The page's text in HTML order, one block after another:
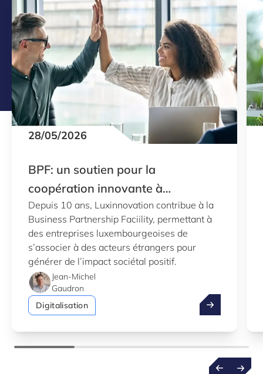
28/05/2026
BPF: un soutien pour la
coopération innovante à
l’internationale
Depuis 10 ans, Luxinnovation contribue à la
Business Partnership Faciility, permettant à
des entreprises luxembourgeoises de
s’associer à des acteurs étrangers pour
générer de l’impact sociétal positif.
Jean-Michel
Gaudron
Digitalisation
BPF: un